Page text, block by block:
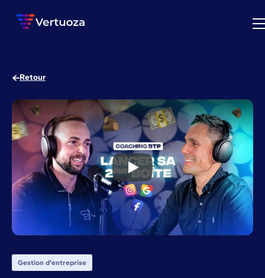
Retour
Lancer sa 2ème entreprise du
Gestion d'entreprise